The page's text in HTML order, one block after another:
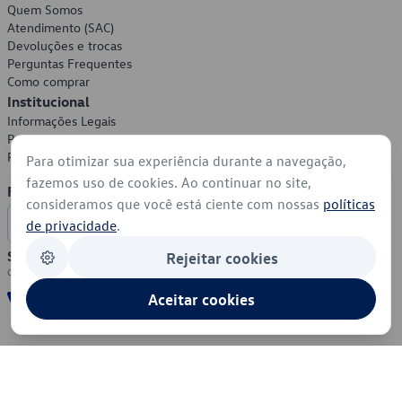
Quem Somos
Atendimento (SAC)
Devoluções e trocas
Perguntas Frequentes
Como comprar
Institucional
Informações Legais
Política de Privacidade
Política de Cookies
Formas de Pagamento
Segurança
Para otimizar sua experiência durante a navegação,
fazemos uso de cookies. Ao continuar no site,
consideramos que você está ciente com nossas políticas
de privacidade.
Rejeitar cookies
Aceitar cookies